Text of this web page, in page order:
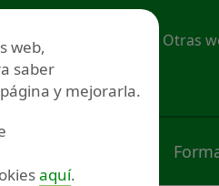
sociales Otras
web,
saber
y mejorarla.
aquí.